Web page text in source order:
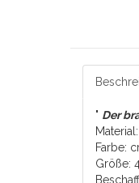
" Der
Farbe:
Größe: